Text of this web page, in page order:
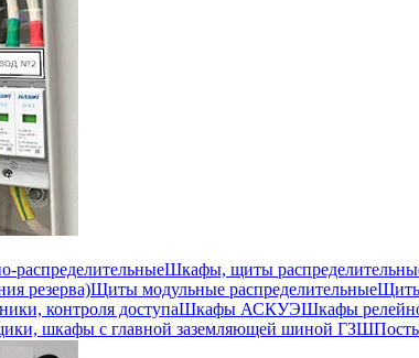
распределительныеШкафы, щиты
резерва)Щиты модульные распределительные
контроля доступаШкафы АСКУЭШкафы
шкафы с главной заземляющей шиной ГЗШ